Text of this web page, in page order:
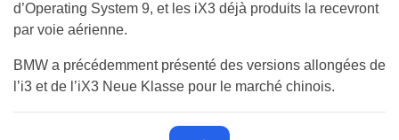
d’Operating System 9, et les iX3 déjà produits la recevront
par voie aérienne.
BMW a précédemment présenté des versions allongées de
l’i3 et de l’iX3 Neue Klasse pour le marché chinois.